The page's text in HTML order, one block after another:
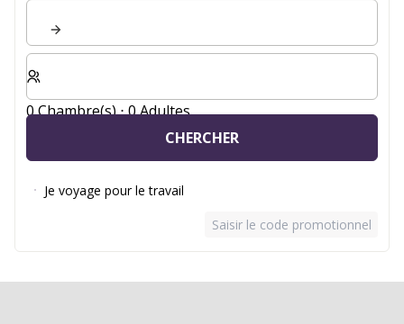
Sélectionnez le nombre de chambres et d'invités pour
0 Chambre(s) ⋅ 0 Adultes
CHERCHER
Je voyage pour le travail
Saisir le code promotionnel